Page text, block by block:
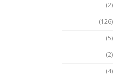
(2)
(126)
(5)
(2)
(4)